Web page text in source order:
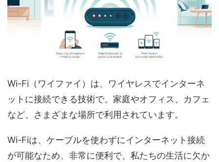
Wi-Fi（ワイファイ）は、ワイヤレスでインターネ
ットに接続できる技術で、家庭やオフィス、カフェ
など、さまざまな場所で利用されています。
Wi-Fiは、ケーブルを使わずにインターネット接続
が可能なため、非常に便利で、私たちの生活に欠か